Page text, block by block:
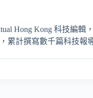
Hong Kong 科技編
累計撰寫數千篇科技報